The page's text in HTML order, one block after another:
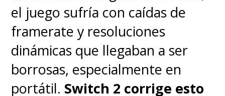
el juego sufría con caídas de
framerate y resoluciones
dinámicas que llegaban a ser
borrosas, especialmente en
portátil. Switch 2 corrige esto